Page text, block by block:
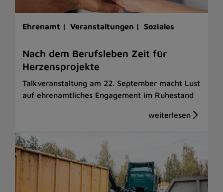
Ehrenamt | Veranstaltungen | Soziales
Nach dem Berufsleben Zeit für
Herzensprojekte
Talkveranstaltung am 22. September macht Lust
auf ehrenamtliches Engagement im Ruhestand